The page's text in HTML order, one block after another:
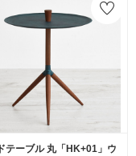
テーブル 丸「HK+01」ウ